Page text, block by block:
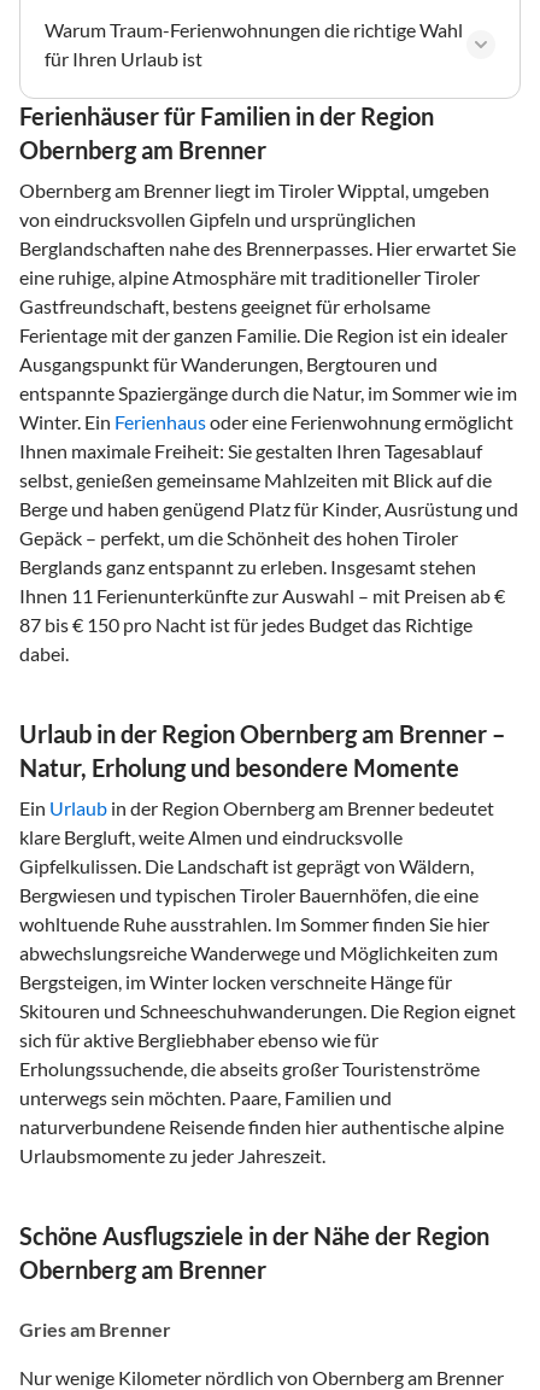
Warum Traum-Ferienwohnungen die richtige Wahl
für Ihren Urlaub ist
Ferienhäuser für Familien in der Region
Obernberg am Brenner
Obernberg am Brenner liegt im Tiroler Wipptal, umgeben
von eindrucksvollen Gipfeln und ursprünglichen
Berglandschaften nahe des Brennerpasses. Hier erwartet Sie
eine ruhige, alpine Atmosphäre mit traditioneller Tiroler
Gastfreundschaft, bestens geeignet für erholsame
Ferientage mit der ganzen Familie. Die Region ist ein idealer
Ausgangspunkt für Wanderungen, Bergtouren und
entspannte Spaziergänge durch die Natur, im Sommer wie im
Winter. Ein Ferienhausoder eine Ferienwohnung ermöglicht
Ihnen maximale Freiheit: Sie gestalten Ihren Tagesablauf
selbst, genießen gemeinsame Mahlzeiten mit Blick auf die
Berge und haben genügend Platz für Kinder, Ausrüstung und
Gepäck – perfekt, um die Schönheit des hohen Tiroler
Berglands ganz entspannt zu erleben. Insgesamt stehen
Ihnen 11 Ferienunterkünfte zur Auswahl – mit Preisen ab €
87 bis € 150 pro Nacht ist für jedes Budget das Richtige
dabei.
Urlaub in der Region Obernberg am Brenner –
Natur, Erholung und besondere Momente
Ein Urlaub in der Region Obernberg am Brenner bedeutet
klare Bergluft, weite Almen und eindrucksvolle
Gipfelkulissen. Die Landschaft ist geprägt von Wäldern,
Bergwiesen und typischen Tiroler Bauernhöfen, die eine
wohltuende Ruhe ausstrahlen. Im Sommer finden Sie hier
abwechslungsreiche Wanderwege und Möglichkeiten zum
Bergsteigen, im Winter locken verschneite Hänge für
Skitouren und Schneeschuhwanderungen. Die Region eignet
sich für aktive Bergliebhaber ebenso wie für
Erholungssuchende, die abseits großer Touristenströme
unterwegs sein möchten. Paare, Familien und
naturverbundene Reisende finden hier authentische alpine
Urlaubsmomente zu jeder Jahreszeit.
Schöne Ausflugsziele in der Nähe der Region
Obernberg am Brenner
Gries am Brenner
Nur wenige Kilometer nördlich von Obernberg am Brenner